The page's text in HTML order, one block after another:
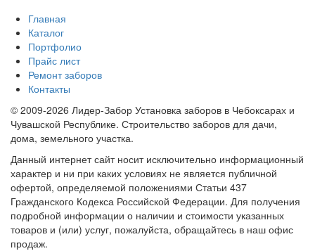
Главная
Каталог
Портфолио
Прайс лист
Ремонт заборов
Контакты
© 2009-2026 Лидер-Забор Установка заборов в Чебоксарах и
Чувашской Республике. Строительство заборов для дачи,
дома, земельного участка.
Данный интернет сайт носит исключительно информационный
характер и ни при каких условиях не является публичной
офертой, определяемой положениями Статьи 437
Гражданского Кодекса Российской Федерации. Для получения
подробной информации о наличии и стоимости указанных
товаров и (или) услуг, пожалуйста, обращайтесь в наш офис
продаж.